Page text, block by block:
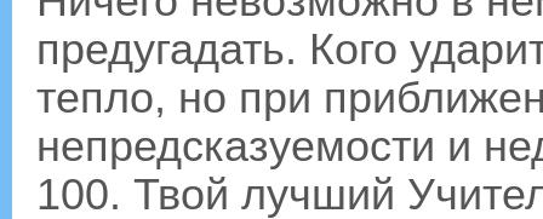
предугадать. Кого
тепло, но при
непредсказуемости и
100. Твой лучший